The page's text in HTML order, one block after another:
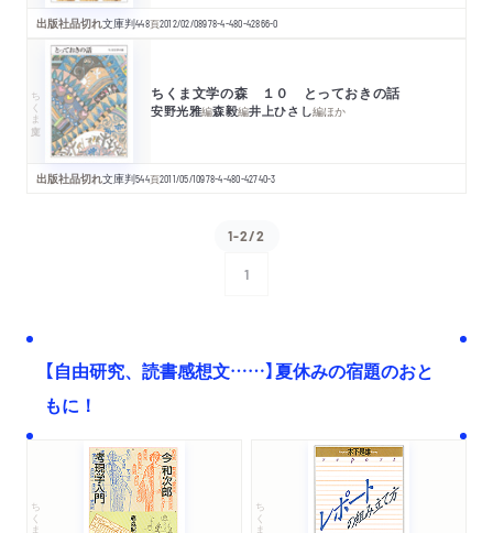
出版社品切れ文庫判448頁2012/02/08978-4-480-42866-0
ちくま文庫 ちくま文学の森 １０ とっておきの話
安野光雅編森毅編井上ひさし編ほか
出版社品切れ文庫判544頁2011/05/10978-4-480-42740-3
1-2/2
1
【自由研究、読書感想文……】夏休みの宿題のおと
もに！
ちくま文庫 ちくま学芸文庫